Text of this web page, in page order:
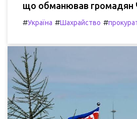
що обманював громадян
#Україна #Шахрайство #